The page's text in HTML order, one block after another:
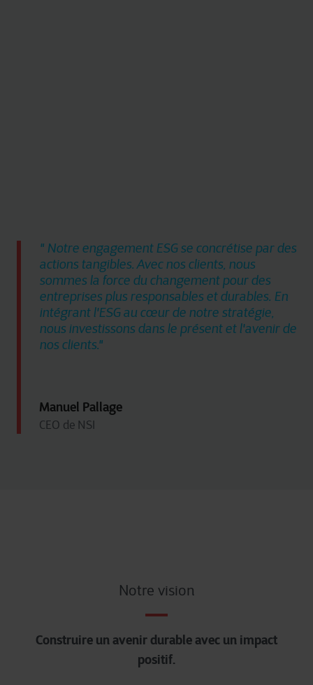
" Notre engagement ESG se concrétise par des
actions tangibles. Avec nos clients, nous
sommes la force du changement pour des
entreprises plus responsables et durables. En
intégrant l'ESG au cœur de notre stratégie,
nous investissons dans le présent et l'avenir de
nos clients."
Manuel Pallage
CEO de NSI
Notre vision
Construire un avenir durable avec un impact
positif.